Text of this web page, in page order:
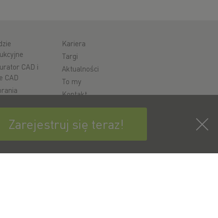
Zarejestruj się teraz!
CAD i
CAD
Kariera
Targi
Aktualności
To my
Kontakt